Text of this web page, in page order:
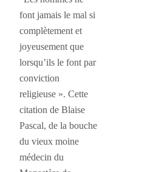
font jamais le mal si
complètement et
joyeusement que
lorsqu’ils le font par
conviction
religieuse ». Cette
citation de Blaise
Pascal, de la bouche
du vieux moine
médecin du